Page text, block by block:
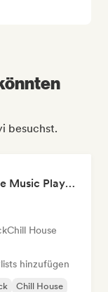
besuchst.
BYAS - EU Spotify & Apple Music Playlists
Chill House
hinzufügen
Chill House